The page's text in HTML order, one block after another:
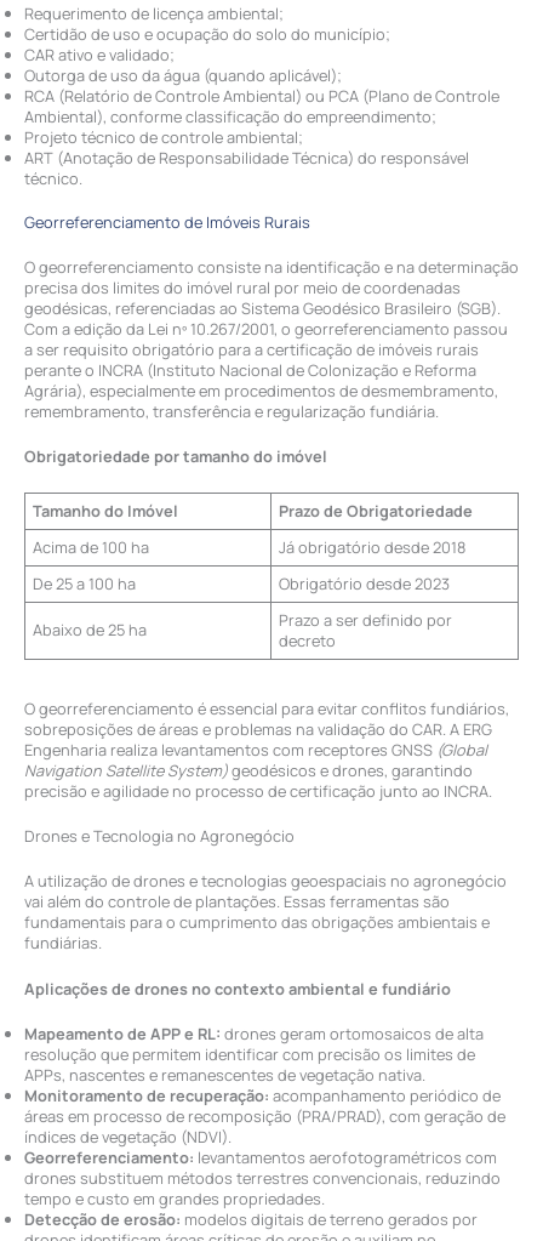
Requerimento de licença ambiental;
Certidão de uso e ocupação do solo do município;
CAR ativo e validado;
Outorga de uso da água (quando aplicável);
RCA (Relatório de Controle Ambiental) ou PCA (Plano de Controle
Ambiental), conforme classificação do empreendimento;
Projeto técnico de controle ambiental;
ART (Anotação de Responsabilidade Técnica) do responsável
técnico.
Georreferenciamento de Imóveis Rurais
O georreferenciamento consiste na identificação e na determinação
precisa dos limites do imóvel rural por meio de coordenadas
geodésicas, referenciadas ao Sistema Geodésico Brasileiro (SGB).
Com a edição da Lei nº 10.267/2001, o georreferenciamento passou
a ser requisito obrigatório para a certificação de imóveis rurais
perante o INCRA (Instituto Nacional de Colonização e Reforma
Agrária), especialmente em procedimentos de desmembramento,
remembramento, transferência e regularização fundiária.
Obrigatoriedade por tamanho do imóvel
Tamanho do Imóvel
Prazo de Obrigatoriedade
Acima de 100 ha
Já obrigatório desde 2018
De 25 a 100 ha
Obrigatório desde 2023
Abaixo de 25 ha
Prazo a ser definido por
decreto
O georreferenciamento é essencial para evitar conflitos fundiários,
sobreposições de áreas e problemas na validação do CAR. A ERG
Engenharia realiza levantamentos com receptores GNSS (Global
Navigation Satellite System)geodésicos e drones, garantindo
precisão e agilidade no processo de certificação junto ao INCRA.
Drones e Tecnologia no Agronegócio
A utilização de drones e tecnologias geoespaciais no agronegócio
vai além do controle de plantações. Essas ferramentas são
fundamentais para o cumprimento das obrigações ambientais e
fundiárias.
Aplicações de drones no contexto ambiental e fundiário
Mapeamento de APP e RL: drones geram ortomosaicos de alta
resolução que permitem identificar com precisão os limites de
APPs, nascentes e remanescentes de vegetação nativa.
Monitoramento de recuperação: acompanhamento periódico de
áreas em processo de recomposição (PRA/PRAD), com geração de
índices de vegetação (NDVI).
Georreferenciamento: levantamentos aerofotogramétricos com
drones substituem métodos terrestres convencionais, reduzindo
tempo e custo em grandes propriedades.
Detecção de erosão: modelos digitais de terreno gerados por